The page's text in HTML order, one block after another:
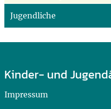
Jugendliche
Kinder- und
Impressum